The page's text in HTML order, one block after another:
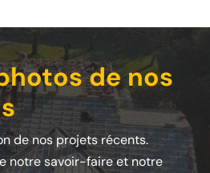
de nos
de nos projets récents.
notre savoir-faire et notre